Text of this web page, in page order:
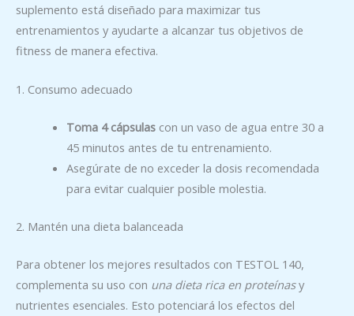
suplemento está diseñado para maximizar tus
entrenamientos y ayudarte a alcanzar tus objetivos de
fitness de manera efectiva.
1. Consumo adecuado
Toma 4 cápsulascon un vaso de agua entre 30 a
45 minutos antes de tu entrenamiento.
Asegúrate de no exceder la dosis recomendada
para evitar cualquier posible molestia.
2. Mantén una dieta balanceada
Para obtener los mejores resultados con TESTOL 140,
complementa su uso con una dieta rica en proteínasy
nutrientes esenciales. Esto potenciará los efectos del